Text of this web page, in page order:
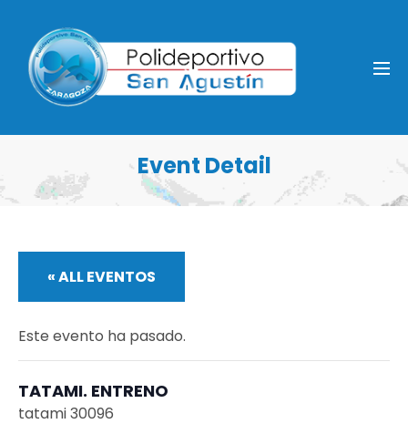
Event Detail
« ALL EVENTOS
Este evento ha pasado.
TATAMI. ENTRENO
tatami 30096